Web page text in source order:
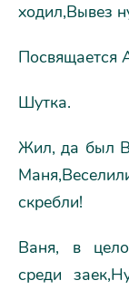
ходил,Вывез
Посвящается
Шутка.
Жил, да был
скребли!
Ваня, в
среди